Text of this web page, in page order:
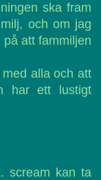
ska fram
och om jag
att fammiljen
alla och att
har ett lustigt
scream kan ta